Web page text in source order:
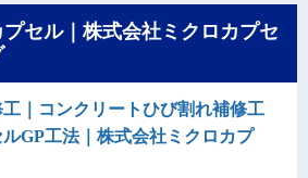
セル｜株式会社ミクロカプセ
｜コンクリートひび割れ補修工
GP工法｜株式会社ミクロカプ